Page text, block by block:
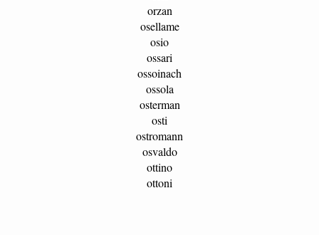
orzan
osellame
osio
ossari
ossoinach
ossola
osterman
osti
ostromann
osvaldo
ottino
ottoni